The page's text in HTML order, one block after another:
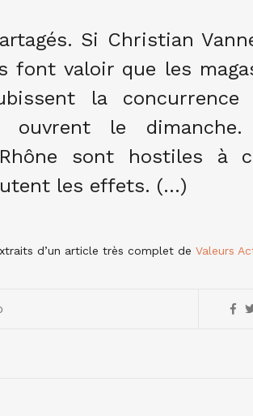
Si Christian
font valoir que les
la concurrence
ouvrent le
sont hostiles à
les effets. (…)
d’un article très complet de Valeurs